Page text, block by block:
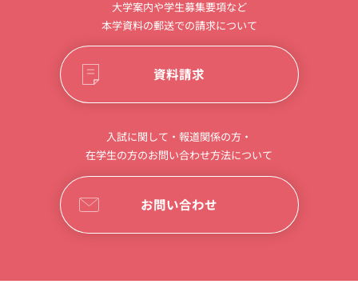
大学案内や学生募集要項など
本学資料の郵送での請求について
資料請求
入試に関して・報道関係の方・
在学生の方のお問い合わせ方法について
お問い合わせ